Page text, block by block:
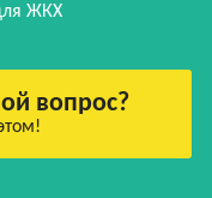
ЖКХ
вопрос?